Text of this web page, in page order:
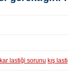
kar lastiği sorunu kış